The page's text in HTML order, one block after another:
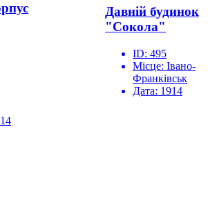
Давній будинок
"Сокола"
ID: 495
Місце: Івано-
Франківськ
Дата: 1914